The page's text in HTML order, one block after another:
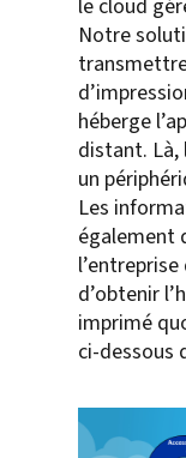
le cloud
Notre
héberge
distant.
un
Les
également
d’obtenir
imprimé
ci-dessous